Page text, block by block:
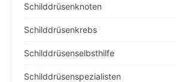
Schilddrüsenknoten
Schilddrüsenkrebs
Schilddrüsenselbsthilfe
Schilddrüsenspezialisten